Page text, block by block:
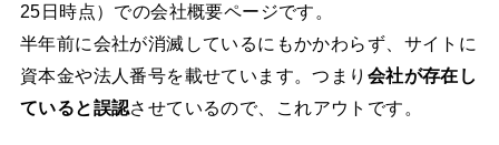
25日時点）での会社概要ページです。
半年前に会社が消滅しているにもかかわらず、サイトに
資本金や法人番号を載せています。つまり 会社が存在し
ていると誤認させているので、これアウトです。